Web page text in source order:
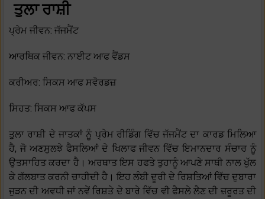
ਤੁਲਾ ਰਾਸ਼ੀ
ਪ੍ਰੇਮ ਜੀਵਨ: ਜੱਜਮੈਂਟ
ਆਰਥਿਕ ਜੀਵਨ: ਨਾਈਟ ਆਫ ਵੈਂਡਸ
ਕਰੀਅਰ: ਸਿਕਸ ਆਫ ਸਵੋਰਡਜ਼
ਸਿਹਤ: ਸਿਕਸ ਆਫ ਕੱਪਸ
ਤੁਲਾ ਰਾਸ਼ੀ ਦੇ ਜਾਤਕਾਂ ਨੂੰ ਪ੍ਰੇਮ ਰੀਡਿੰਗ ਵਿੱਚ ਜੱਜਮੈਂਟ ਦਾ ਕਾਰਡ ਮਿਲਿਆ
ਹੈ, ਜੋ ਅਣਸੁਲਝੇ ਫੈਸਲਿਆਂ ਦੇ ਖਿਲਾਫ ਜੀਵਨ ਵਿੱਚ ਇਮਾਨਦਾਰ ਸੰਚਾਰ ਨੂੰ
ਉਤਸਾਹਿਤ ਕਰਦਾ ਹੈ। ਅਰਥਾਤ ਇਸ ਹਫਤੇ ਤੁਹਾਨੂੰ ਆਪਣੇ ਸਾਥੀ ਨਾਲ ਖੁੱਲ
ਕੇ ਗੱਲਬਾਤ ਕਰਨੀ ਚਾਹੀਦੀ ਹੈ। ਇਹ ਲੰਬੀ ਦੂਰੀ ਦੇ ਰਿਸ਼ਤਿਆਂ ਵਿੱਚ ਦੁਬਾਰਾ
ਜੁੜਨ ਦੀ ਅਵਧੀ ਜਾਂ ਨਵੇਂ ਰਿਸ਼ਤੇ ਦੇ ਬਾਰੇ ਵਿੱਚ ਵੀ ਫੈਸਲੇ ਲੈਣ ਦੀ ਜ਼ਰੂਰਤ ਦੀ